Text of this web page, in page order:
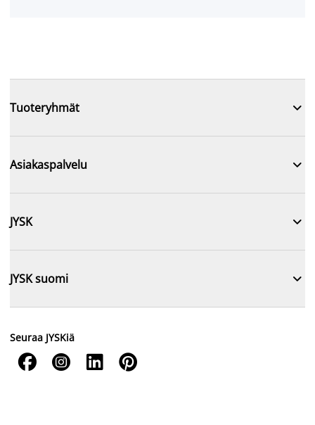
Tuoteryhmät 
Asiakaspalvelu 
JYSK 
JYSK suomi 
Seuraa JYSKiä
   